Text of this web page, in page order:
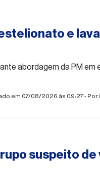
e
abordagem da PM
em 07/08/2026 às 09:27 - Por
suspeito